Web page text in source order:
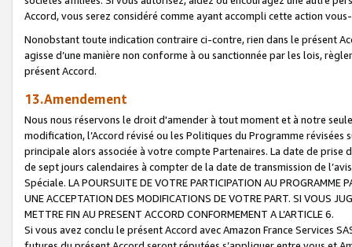
Accord, vous serez considéré comme ayant accompli cette action
Nonobstant toute indication contraire ci-contre, rien dans le présent
agisse d’une manière non conforme à ou sanctionnée par les lois,
présent Accord.
13.Amendement
Nous nous réservons le droit d'amender à tout moment et à notre
modification, l’Accord révisé ou les Politiques du Programme
principale alors associée à votre compte Partenaires. La date de
de sept jours calendaires à compter de la date de transmission de
Spéciale. LA POURSUITE DE VOTRE PARTICIPATION AU PROGRAMME
UNE ACCEPTATION DES MODIFICATIONS DE VOTRE PART. SI VOUS
METTRE FIN AU PRESENT ACCORD CONFORMEMENT A L’ARTICLE 6.
Si vous avez conclu le présent Accord avec Amazon France Services